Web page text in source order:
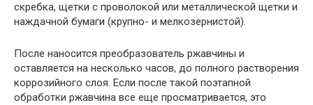
скребка, щетки с проволокой или металлической щетки и
наждачной бумаги (крупно- и мелкозернистой).
После наносится преобразователь ржавчины и
оставляется на несколько часов, до полного растворения
коррозийного слоя. Если после такой поэтапной
обработки ржавчина все еще просматривается, это